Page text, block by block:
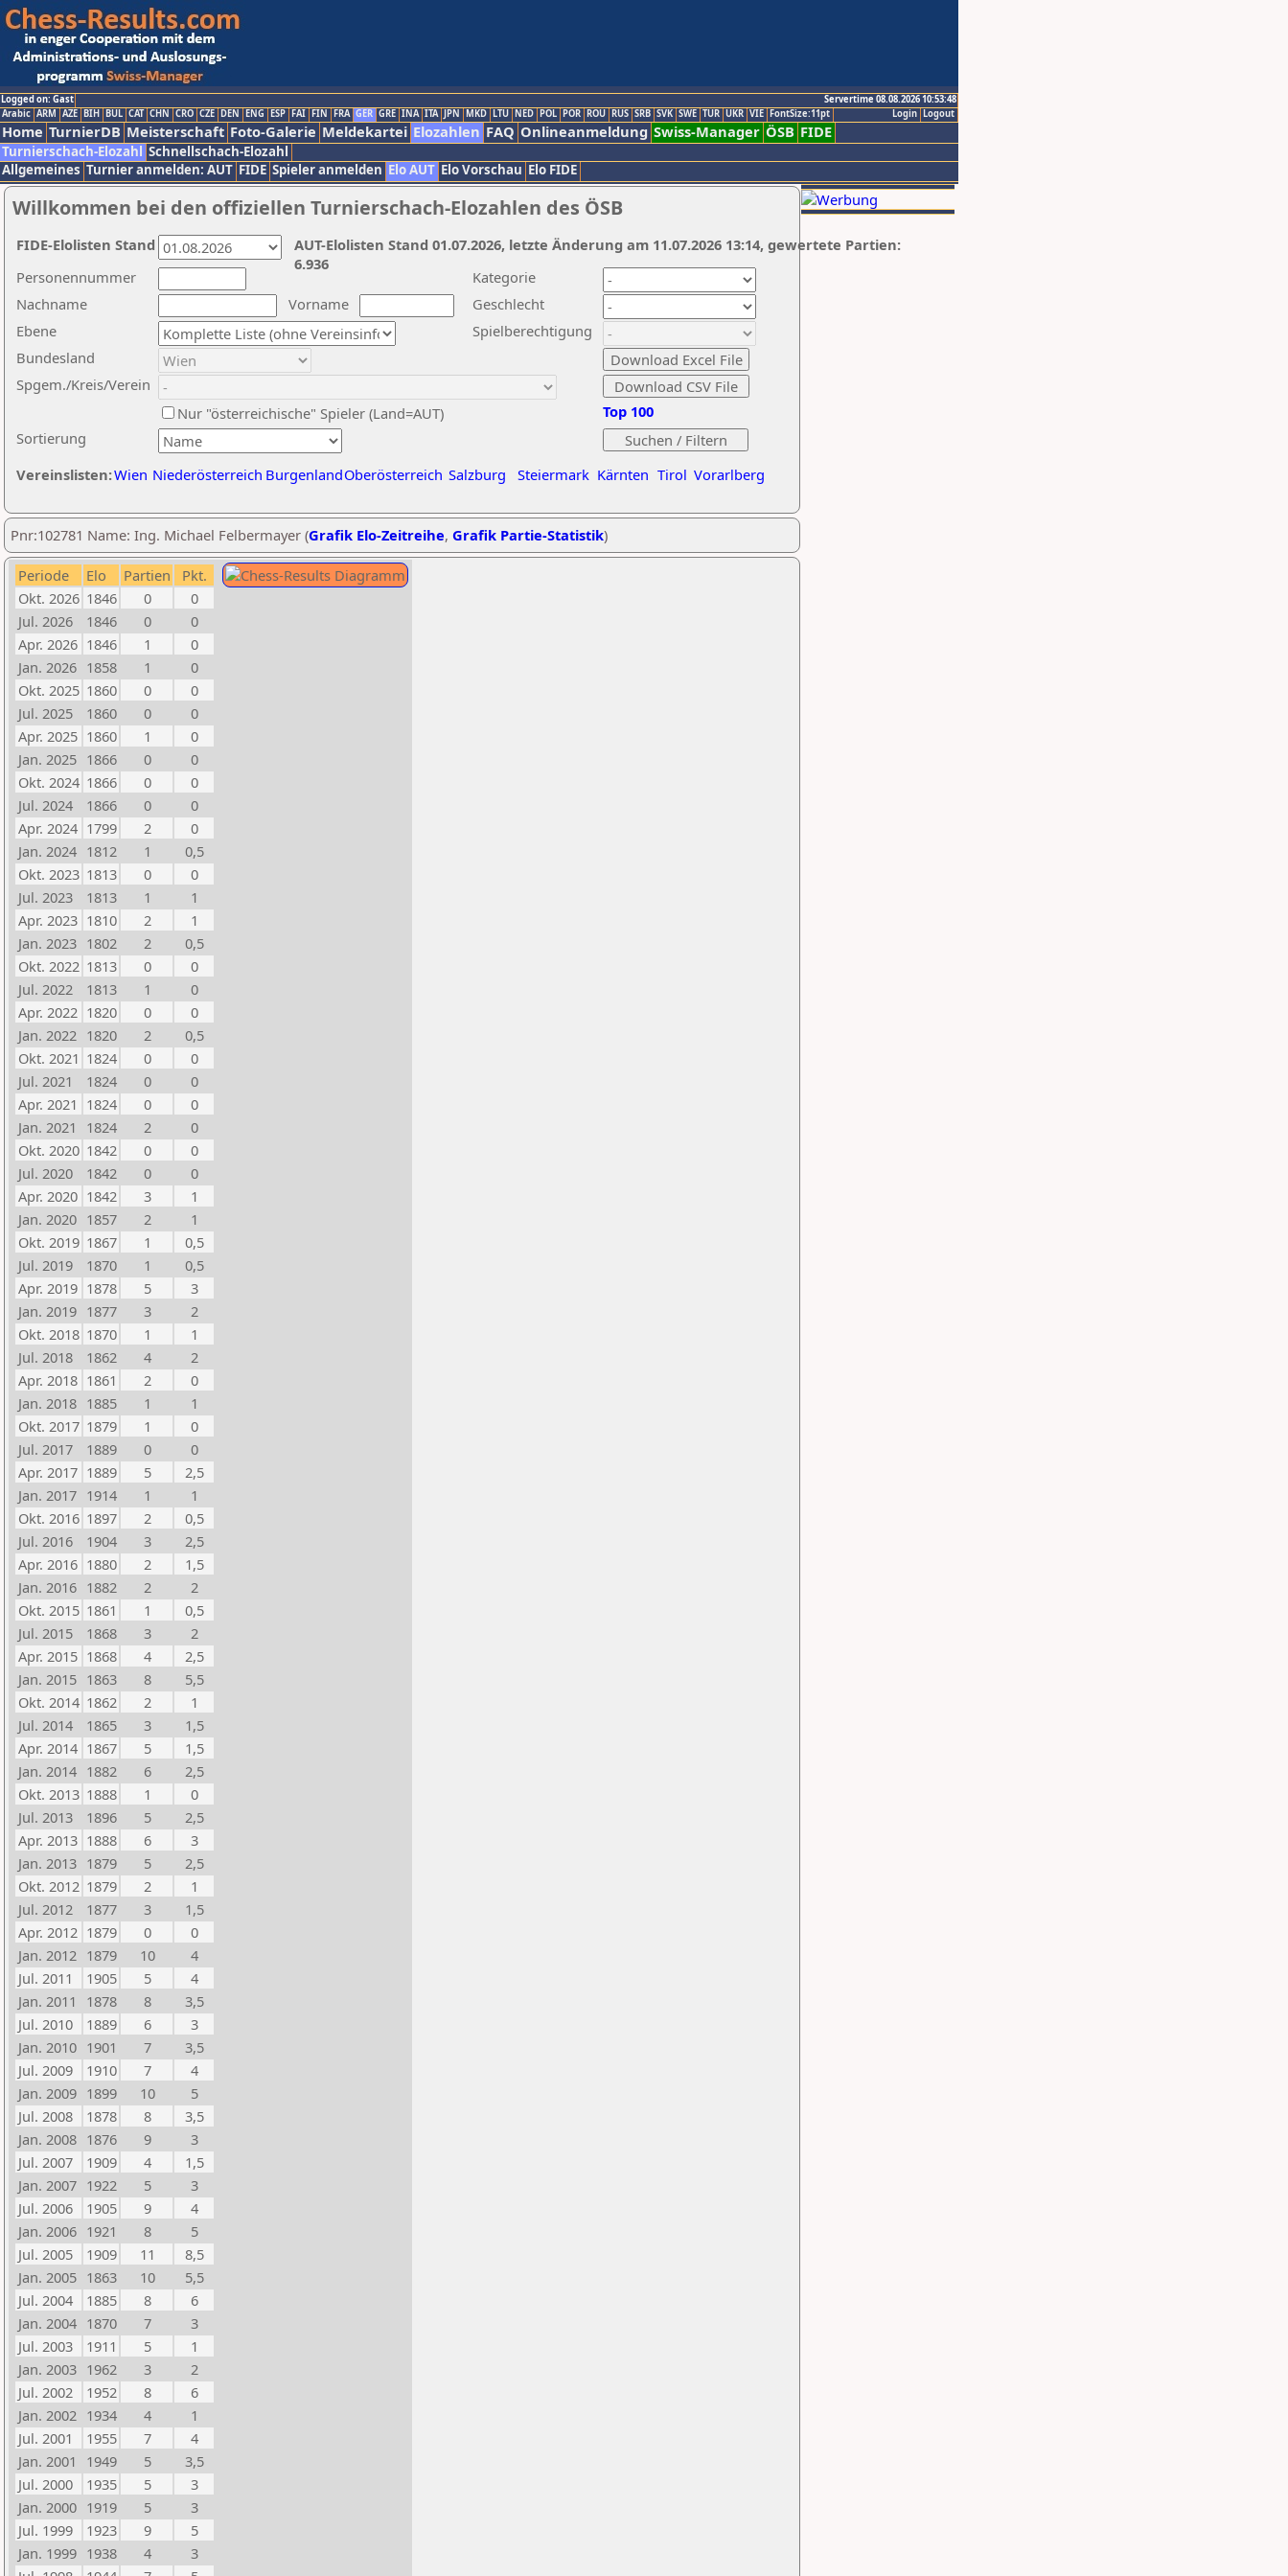
Logged on: Gast
Servertime 08.08.2026 10:53:48
Logout
Login
Arabic ARM AZE BIH BUL CAT CHN CRO CZE DEN ENG ESP FAI FIN FRA GER GRE INA ITA JPN MKD LTU NED POL POR ROU RUS SRB SVK SWE TUR UKR VIE FontSize:11pt
Home TurnierDB Meisterschaft Foto-Galerie Meldekartei Elozahlen FAQ Onlineanmeldung Swiss-Manager ÖSB FIDE
Turnierschach-Elozahl Schnellschach-Elozahl
Allgemeines Turnier anmelden: AUT FIDE Spieler anmelden Elo AUT Elo Vorschau Elo FIDE
Willkommen bei den offiziellen Turnierschach-Elozahlen des ÖSB
Nachname
Vorname
Ebene
Kategorie
Sortierung
Personennummer
Bundesland
Spgem./Kreis/Verein
Geschlecht
Nur "österreichische" Spieler (Land=AUT)
Spielberechtigung
Vereinslisten:Wien Niederösterreich BurgenlandOberösterreich Salzburg Steiermark Kärnten Tirol Vorarlberg
Top 100
AUT-Elolisten Stand 01.07.2026, letzte Änderung am 11.07.2026 13:14, gewertete Partien:
6.936
FIDE-Elolisten Stand
Pnr:102781 Name: Ing. Michael Felbermayer (Grafik Elo-Zeitreihe, Grafik Partie-Statistik)
Periode Elo Partien
Pkt.
Okt. 2026 1846 0
0
Jul. 2026
1846 0
0
Apr. 2026 1846 1
0
Jan. 2026 1858 1
0
Okt. 2025 1860 0
0
Jul. 2025
1860 0
0
Apr. 2025 1860 1
0
Jan. 2025 1866 0
0
Okt. 2024 1866 0
0
Jul. 2024
1866 0
0
Apr. 2024 1799 2
0
Jan. 2024 1812 1
0,5
Okt. 2023 1813 0
0
Jul. 2023
1813 1
1
Apr. 2023 1810 2
1
Jan. 2023 1802 2
0,5
Okt. 2022 1813 0
0
Jul. 2022
1813 1
0
Apr. 2022 1820 0
0
Jan. 2022 1820 2
0,5
Okt. 2021 1824 0
0
Jul. 2021
1824 0
0
Apr. 2021 1824 0
0
Jan. 2021
1824 2
0
Okt. 2020 1842 0
0
Jul. 2020
1842 0
0
Apr. 2020 1842 3
1
Jan. 2020 1857 2
1
Okt. 2019 1867 1
0,5
Jul. 2019
1870 1
0,5
Apr. 2019 1878 5
3
Jan. 2019 1877 3
2
Okt. 2018 1870 1
1
Jul. 2018
1862 4
2
Apr. 2018 1861 2
0
Jan. 2018 1885 1
1
Okt. 2017 1879 1
0
Jul. 2017
1889 0
0
Apr. 2017 1889 5
2,5
Jan. 2017 1914 1
1
Okt. 2016 1897 2
0,5
Jul. 2016
1904 3
2,5
Apr. 2016 1880 2
1,5
Jan. 2016 1882 2
2
Okt. 2015 1861 1
0,5
Jul. 2015
1868 3
2
Apr. 2015 1868 4
2,5
Jan. 2015 1863 8
5,5
Okt. 2014 1862 2
1
Jul. 2014
1865 3
1,5
Apr. 2014 1867 5
1,5
Jan. 2014 1882 6
2,5
Okt. 2013 1888 1
0
Jul. 2013
1896 5
2,5
Apr. 2013 1888 6
3
Jan. 2013 1879 5
2,5
Okt. 2012 1879 2
1
Jul. 2012
1877 3
1,5
Apr. 2012 1879 0
0
Jan. 2012 1879 10
4
Jul. 2011
1905 5
4
Jan. 2011
1878 8
3,5
Jul. 2010
1889 6
3
Jan. 2010 1901 7
3,5
Jul. 2009
1910 7
4
Jan. 2009 1899 10
5
Jul. 2008
1878 8
3,5
Jan. 2008 1876 9
3
Jul. 2007
1909 4
1,5
Jan. 2007 1922 5
3
Jul. 2006
1905 9
4
Jan. 2006 1921 8
5
Jul. 2005
1909 11
8,5
Jan. 2005 1863 10
5,5
Jul. 2004
1885 8
6
Jan. 2004 1870 7
3
Jul. 2003
1911 5
1
Jan. 2003 1962 3
2
Jul. 2002
1952 8
6
Jan. 2002 1934 4
1
Jul. 2001
1955 7
4
Jan. 2001
1949 5
3,5
Jul. 2000
1935 5
3
Jan. 2000 1919 5
3
Jul. 1999
1923 9
5
Jan. 1999 1938 4
3